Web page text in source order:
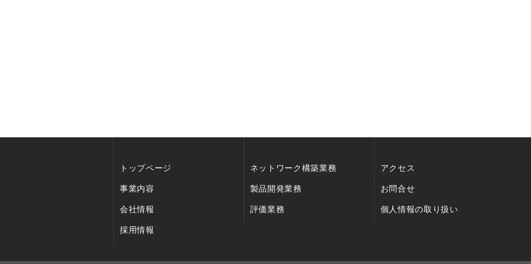
トップページ
事業内容
会社情報
採用情報
ネットワーク構築業務
製品開発業務
評価業務
アクセス
お問合せ
個人情報の取り扱い